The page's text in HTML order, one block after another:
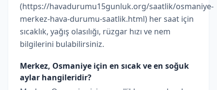
(https://havadurumu15gunluk.org/saatlik/osmaniye-
merkez-hava-durumu-saatlik.html) her saat için
sıcaklık, yağış olasılığı, rüzgar hızı ve nem
bilgilerini bulabilirsiniz.
Merkez, Osmaniye için en sıcak ve en soğuk
aylar hangileridir?